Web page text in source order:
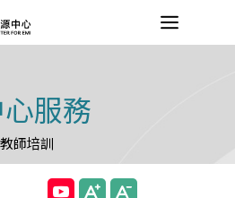
服務
教師培訓